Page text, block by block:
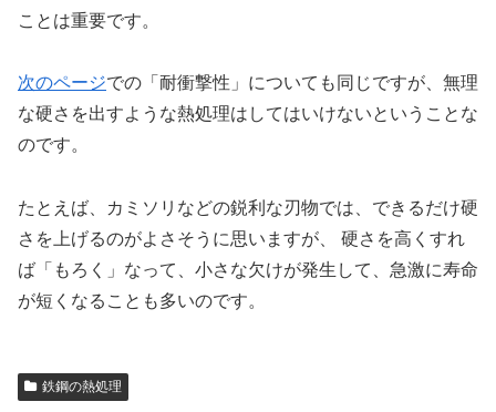
ことは重要です。
次のページでの「耐衝撃性」についても同じですが、無理
な硬さを出すような熱処理はしてはいけないということな
のです。
たとえば、カミソリなどの鋭利な刃物では、できるだけ硬
さを上げるのがよさそうに思いますが、 硬さを高くすれ
ば「もろく」なって、小さな欠けが発生して、急激に寿命
が短くなることも多いのです。
鉄鋼の熱処理